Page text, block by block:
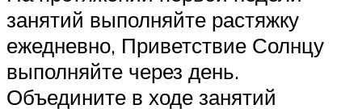
занятий выполняйте растяжку
ежедневно, Приветствие Солнцу
выполняйте через день.
Объедините в ходе занятий